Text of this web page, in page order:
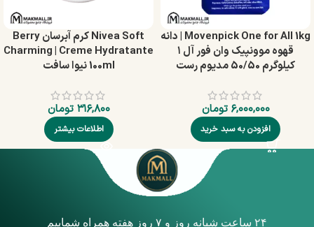
Movenpick One for All 1kg | دانه
قهوه موونپیک وان فور آل ۱
کیلوگرم 50/50 مدیوم رست
۶,۰۰۰,۰۰۰ تومان
افزودن به سبد خرید
Nivea Soft کرم آبرسان Berry
Charming | Creme Hydratante
100ml نیوا سافت
۳۱۶,۸۰۰ تومان
اطلاعات بیشتر
۲۴ ساعت شبانه روز و ۷ روز هفته همراه شماییم